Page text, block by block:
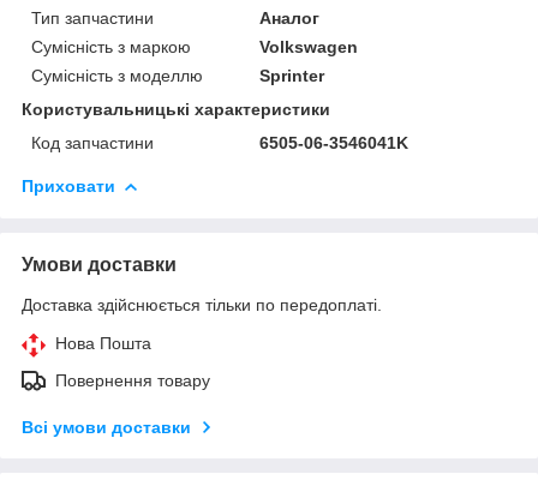
Тип запчастини
Аналог
Сумісність з маркою
Volkswagen
Сумісність з моделлю
Sprinter
Користувальницькі характеристики
Код запчастини
6505-06-3546041K
Приховати
Умови доставки
Доставка здійснюється тільки по передоплаті.
Нова Пошта
Повернення товару
Всі умови доставки